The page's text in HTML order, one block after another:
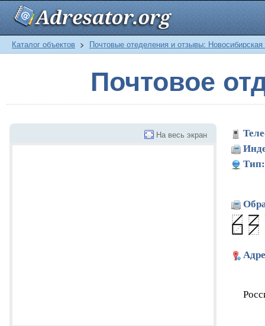
Каталог объектов > Почтовые отеделения и отзывы:
Почтовое
На весь экран
Тип: